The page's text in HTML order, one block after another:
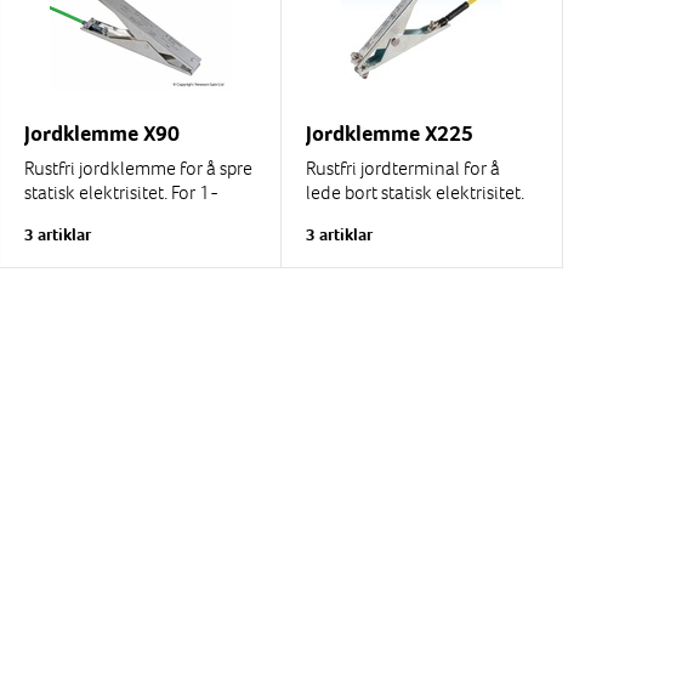
Jordklemme X90
Rustfri jordklemme for å spre
statisk elektrisitet. For 1-
gap 45 mm. Med 2 spisser av
wolfram.
3 artiklar
Jordklemme X225
Rustfri jordterminal for å
lede bort statisk elektrisitet.
122 mm, gap 30 mm.
3 artiklar